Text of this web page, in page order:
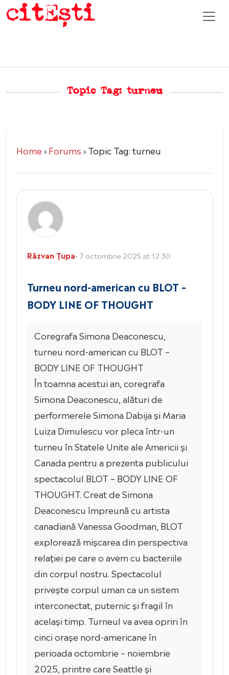
Topic Tag: turneu
Home›Forums›Topic Tag: turneu
Răzvan Țupa• 7 octombrie 2025 at 12:30
Turneu nord-american cu BLOT –
BODY LINE OF THOUGHT
Coregrafa Simona Deaconescu,
turneu nord-american cu BLOT –
BODY LINE OF THOUGHT
În toamna acestui an, coregrafa
Simona Deaconescu, alături de
performerele Simona Dabija și Maria
Luiza Dimulescu vor pleca într-un
turneu în Statele Unite ale Americii și
Canada pentru a prezenta publicului
spectacolul BLOT – BODY LINE OF
THOUGHT. Creat de Simona
Deaconescu împreună cu artista
canadiană Vanessa Goodman, BLOT
explorează mișcarea din perspectiva
relației pe care o avem cu bacteriile
din corpul nostru. Spectacolul
privește corpul uman ca un sistem
interconectat, puternic și fragil în
același timp. Turneul va avea opriri în
cinci orașe nord-americane în
perioada octombrie – noiembrie
2025, printre care Seattle și